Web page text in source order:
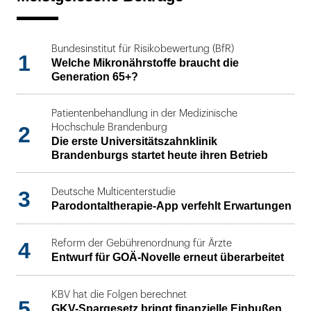
1
Bundesinstitut für Risikobewertung (BfR)
Welche Mikronährstoffe braucht die
Generation 65+?
2
Patientenbehandlung in der Medizinische
Hochschule Brandenburg
Die erste Universitätszahnklinik
Brandenburgs startet heute ihren Betrieb
3 Deutsche Multicenterstudie
Parodontaltherapie-App verfehlt Erwartungen
4 Reform der Gebührenordnung für Ärzte
Entwurf für GOÄ-Novelle erneut überarbeitet
KBV hat die Folgen berechnet
GKV-Spargesetz bringt finanzielle Einbußen